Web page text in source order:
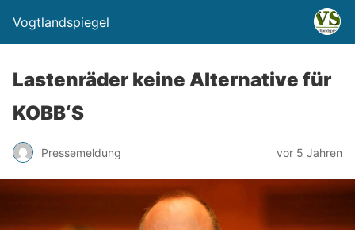
Vogtlandspiegel
Lastenräder keine Alternative für
KOBB‘S
Pressemeldung vor 5 Jahren